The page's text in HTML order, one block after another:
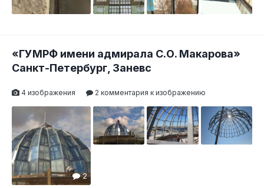
«ГУМРФ имени адмирала С.О. Макарова»
Санкт-Петербург, Заневс
4 изображения 2 комментария к изображению
2